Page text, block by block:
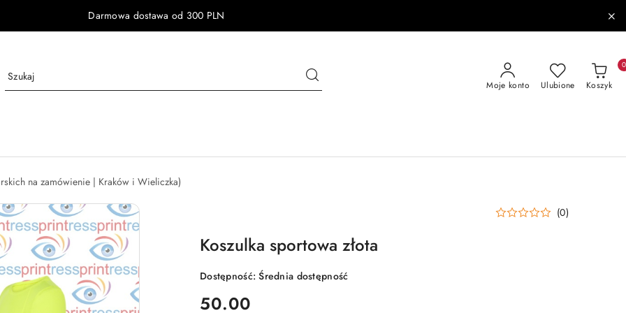
Darmowa dostawa od 300 PLN
Moje konto Ulubione Koszyk
0
na zamówienie | Kraków i Wieliczka)
(0)
Koszulka sportowa złota
Dostępność:Średnia dostępność
cena:
50.00